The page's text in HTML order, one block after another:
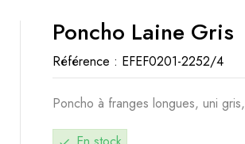
Poncho Laine Gris
Référence : EFEF0201-2252/4
Poncho à franges longues, uni